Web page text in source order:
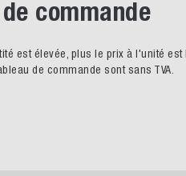
commande
est élevée, plus le prix à l'unité est
de commande sont sans TVA.